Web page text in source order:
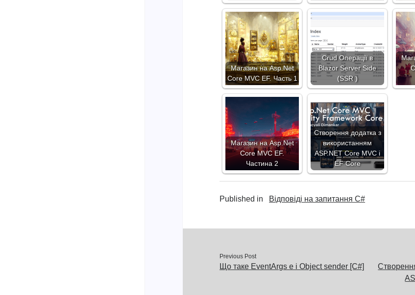
Магазин на Asp.Net
Core MVC EF. Часть 1
Crud Операції в
Blazor Server Side
(SSR )
Магазин на Asp.Net
Core MVC EF.
Частина 2
Створення додатка з
використанням
ASP.NET Core MVC і
EF Core
Published in Відповіді на запитання C#
Previous Post
Що таке EventArgs e і Object sender [C#]